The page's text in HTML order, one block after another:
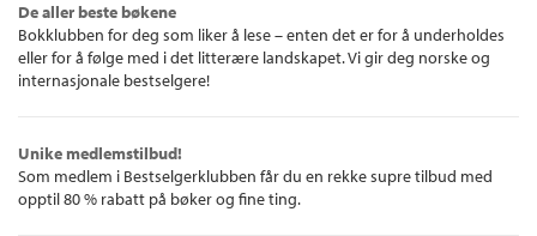
De aller beste bøkene
Bokklubben for deg som liker å lese – enten det er for å underholdes
eller for å følge med i det litterære landskapet. Vi gir deg norske og
internasjonale bestselgere!
Unike medlemstilbud!
Som medlem i Bestselgerklubben får du en rekke supre tilbud med
opptil 80 % rabatt på bøker og fine ting.